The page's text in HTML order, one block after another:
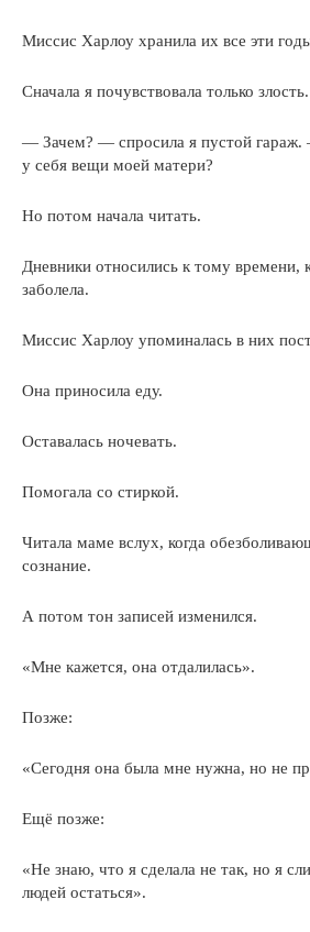
Миссис Харлоу хранила их все эти
Сначала я почувствовала только злость.
— Зачем? — спросила я пустой гараж.
у себя вещи моей матери?
Но потом начала читать.
Дневники относились к тому времени,
заболела.
Миссис Харлоу упоминалась в них
Она приносила еду.
Оставалась ночевать.
Помогала со стиркой.
Читала маме вслух, когда
сознание.
А потом тон записей изменился.
«Мне кажется, она отдалилась».
Позже:
«Сегодня она была мне нужна, но не
Ещё позже:
«Не знаю, что я сделала не так, но я
людей остаться».